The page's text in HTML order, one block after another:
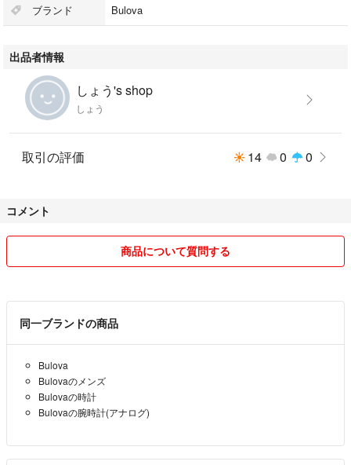
あくまでも、中古であることを御了承の上で御購入してください。
#ブローバ
#BULOVA
#アンティーク
ブランド Bulova
出品者情報
しょう's shop
しょう
取引の評価 14 0 0
コメント
商品について質問する
同一ブランドの商品
Bulova
Bulovaのメンズ
Bulovaの時計
Bulovaの腕時計(アナログ)